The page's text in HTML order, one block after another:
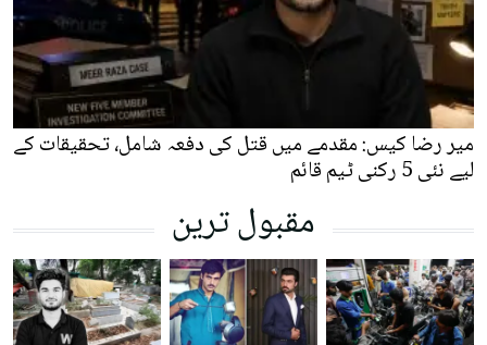
میر رضا کیس: مقدمے میں قتل کی دفعہ شامل، تحقیقات کے
لیے نئی 5 رکنی ٹیم قائم
مقبول ترین